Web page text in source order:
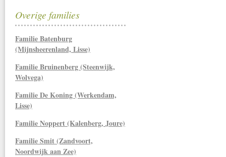
Overige families
Familie Batenburg
(Mijnsheerenland, Lisse)
Familie Bruinenberg (Steenwijk,
Wolvega)
Familie De Koning (Werkendam,
Lisse)
Familie Noppert (Kalenberg, Joure)
Familie Smit (Zandvoort,
Noordwijk aan Zee)